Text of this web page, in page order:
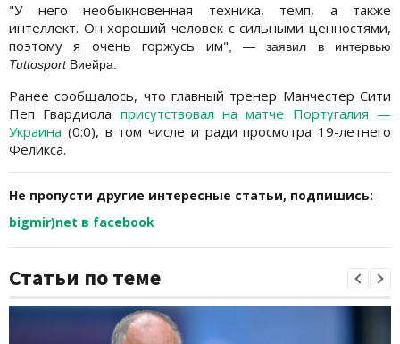
"У него необыкновенная техника, темп, а также
интеллект. Он хороший человек с сильными ценностями,
поэтому я очень горжусь им", — заявил в интервью
TuttosportВиейра.
Ранее сообщалось, что главный тренер Манчестер Сити
Пеп Гвардиола присутствовал на матче Португалия —
Украина (0:0), в том числе и ради просмотра 19-летнего
Феликса.
Не пропусти другие интересные статьи, подпишись:
bigmir)net в facebook
Статьи по теме